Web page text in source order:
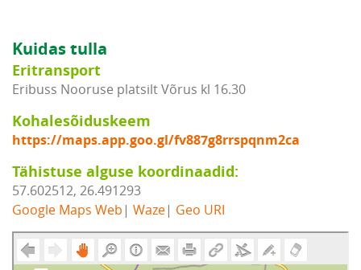
Kuidas tulla
Eritransport
Eribuss Nooruse platsilt Võrus kl 16.30
Kohalesõiduskeem
https://maps.app.goo.gl/fv887g8rrspqnm2ca
Tähistuse alguse koordinaadid:
57.602512, 26.491293
Google Maps Web | Waze| Geo URI